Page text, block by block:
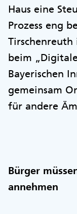
Haus eine
Prozess eng
beim
Bayerischen
gemeinsam
für andere
Bürger
annehmen